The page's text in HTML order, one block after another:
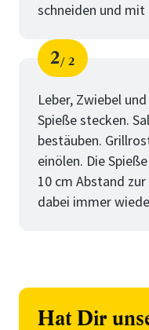
schneiden und
Schritt
2
von
2
Leber, Zwiebel
Spieße stecken.
bestäuben.
einölen. Die
10 cm Abstand
dabei immer
Hat Dir